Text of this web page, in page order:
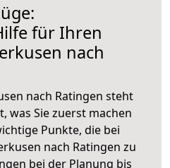
für Ihren
nach
nach Ratingen steht
was Sie zuerst machen
Punkte, die bei
nach Ratingen zu
bei der Planung bis